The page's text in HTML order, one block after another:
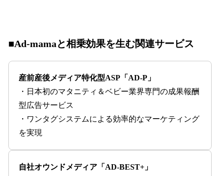
■Ad-mamaと相乗効果を生む関連サービス
産前産後メディア特化型ASP「AD-P」
・日本初のマタニティ＆ベビー業界専門の成果報酬
型広告サービス
・ワンタグシステムによる効率的なマーケティング
を実現
自社オウンドメディア「AD-BEST+」